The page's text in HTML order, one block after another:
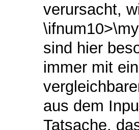
verursacht,
sind hier
immer mit
aus dem
Tatsache,